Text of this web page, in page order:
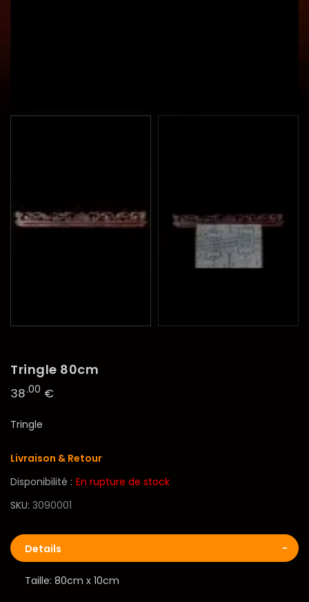
Tringle 80cm
38.00 €
Tringle
Livraison & Retour
Disponibilité : En rupture de stock
SKU 3090001
Details
Taille: 80cm x 10cm